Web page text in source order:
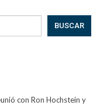
BUSCAR
con Ron Hochstein y